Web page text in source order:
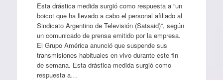
Esta drástica medida surgió como respuesta a “un
boicot que ha llevado a cabo el personal afiliado al
Sindicato Argentino de Televisión (Satsaid)”, según
un comunicado de prensa emitido por la empresa.
El Grupo América anunció que suspende sus
transmisiones habituales en vivo durante este fin
de semana. Esta drástica medida surgió como
respuesta a…